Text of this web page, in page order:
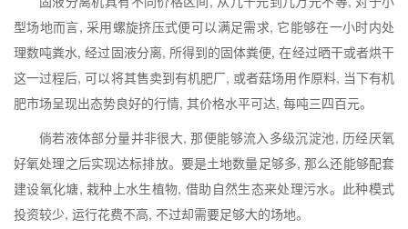
型场地而言, 采用螺旋挤压式便可以满足需求, 它能够在一小时内处
理数吨粪水, 经过固液分离, 所得到的固体粪便, 在经过晒干或者烘干
这一过程后, 可以将其售卖到有机肥厂, 或者菇场用作原料, 当下有机
肥市场呈现出态势良好的行情, 其价格水平可达, 每吨三四百元。
倘若液体部分量并非很大, 那便能够流入多级沉淀池, 历经厌氧
好氧处理之后实现达标排放。要是土地数量足够多, 那么还能够配套
建设氧化塘, 栽种上水生植物, 借助自然生态来处理污水。此种模式
投资较少, 运行花费不高, 不过却需要足够大的场地。